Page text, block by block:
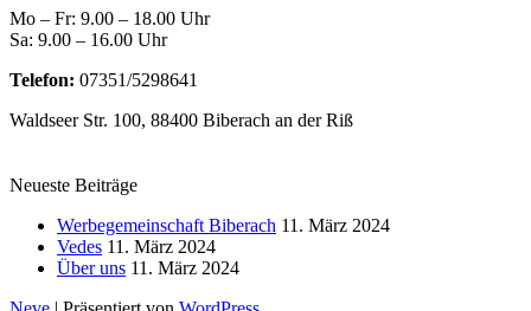
Mo – Fr: 9.00 – 18.00 Uhr
Sa: 9.00 – 16.00 Uhr
Telefon: 07351/5298641
Waldseer Str. 100, 88400 Biberach an der Riß
Neueste Beiträge
Werbegemeinschaft Biberach 11. März 2024
Vedes 11. März 2024
Über uns 11. März 2024